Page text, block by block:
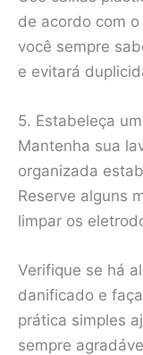
de acordo com
você sempre
e evitará
5. Estabeleça
Mantenha sua
organizada
Reserve alguns
limpar os
Verifique se há
danificado e
prática simples
sempre